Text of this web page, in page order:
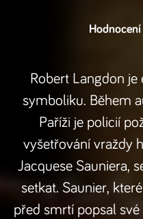
Hodnocení
Robert Langdon
symboliku. Během
Paříži je policií
vyšetřování vraždy
Jacquese Sauniera,
setkat. Saunier,
před smrtí popsal